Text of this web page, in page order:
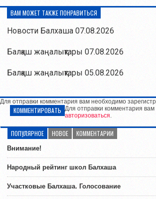
ВАМ МОЖЕТ ТАКЖЕ ПОНРАВИТЬСЯ
Новости Балхаша 07.08.2026
Балқаш жаңалықтары 07.08.2026
Балқаш жаңалықтары 05.08.2026
Для отправки комментария вам необходимо
КОММЕНТИРОВАТЬ Для отправки комментария
авторизоваться.
ПОПУЛЯРНОЕ НОВОЕ КОММЕНТАРИИ
Внимание!
Народный рейтинг школ Балхаша
Участковые Балхаша. Голосование